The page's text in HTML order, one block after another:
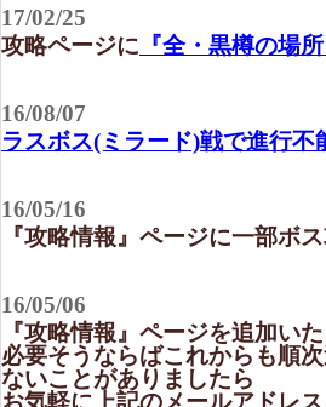
17/02/25
攻略ページに 『全・黒樽の場
16/08/07
ラスボス(ミラード)戦で進行
16/05/16
『攻略情報』ページに一部ボ
16/05/06
『攻略情報』ページを追加い
必要そうならばこれからも順
ないことがありましたら
お気軽に上記のメールアドレ